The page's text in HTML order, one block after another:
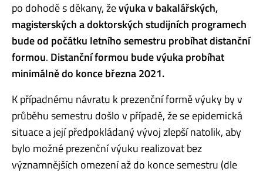
po dohodě s děkany, ževýuka v bakalářských,
magisterských a doktorských studijních programech
bude od počátku letního semestru probíhat distanční
formou. Distanční formou bude výuka probíhat
minimálně do konce března 2021.
K případnému návratu k prezenční formě výuky by v
průběhu semestru došlo v případě, že se epidemická
situace a její předpokládaný vývoj zlepší natolik, aby
bylo možné prezenční výuku realizovat bez
významnějších omezení až do konce semestru (dle